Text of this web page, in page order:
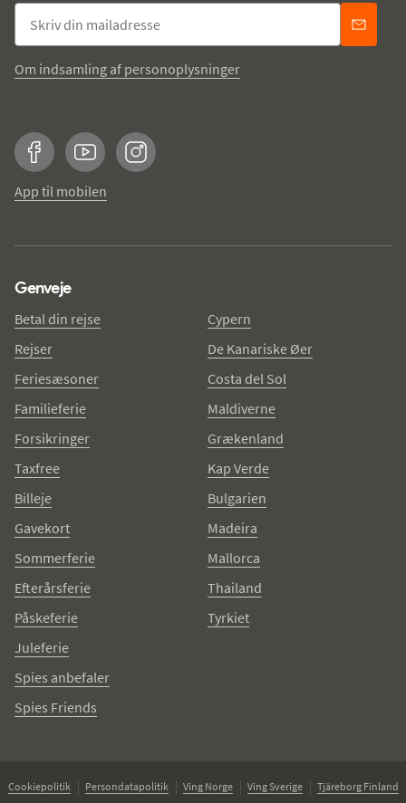
Om indsamling af personoplysninger
FacebookYouTubeInstagram
App til mobilen
Genveje
Betal din rejse
Rejser
Feriesæsoner
Familieferie
Forsikringer
Taxfree
Billeje
Gavekort
Sommerferie
Efterårsferie
Påskeferie
Juleferie
Spies anbefaler
Spies Friends
Cypern
De Kanariske Øer
Costa del Sol
Maldiverne
Grækenland
Kap Verde
Bulgarien
Madeira
Mallorca
Thailand
Tyrkiet
Cookiepolitik Persondatapolitik Ving Norge Ving Sverige
Tjäreborg Finland